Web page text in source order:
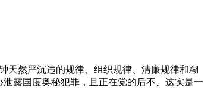
天然严沉违的规律、组织规律、清廉规律和糊
露国度奥秘犯罪，且正在党的后不、这实是一